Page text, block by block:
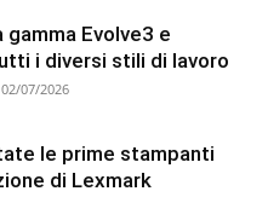
gamma Evolve3 e
i diversi stili di lavoro
02/07/2026
le prime stampanti
di Lexmark